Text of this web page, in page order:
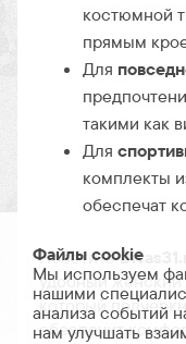
костюмной
прямым
Для
такими как
Для
комплекты
обеспечат
Посетите
удобный
который
обеспечит
Файлы cookie
Мы используем
нашими
анализа событий
нам улучшать